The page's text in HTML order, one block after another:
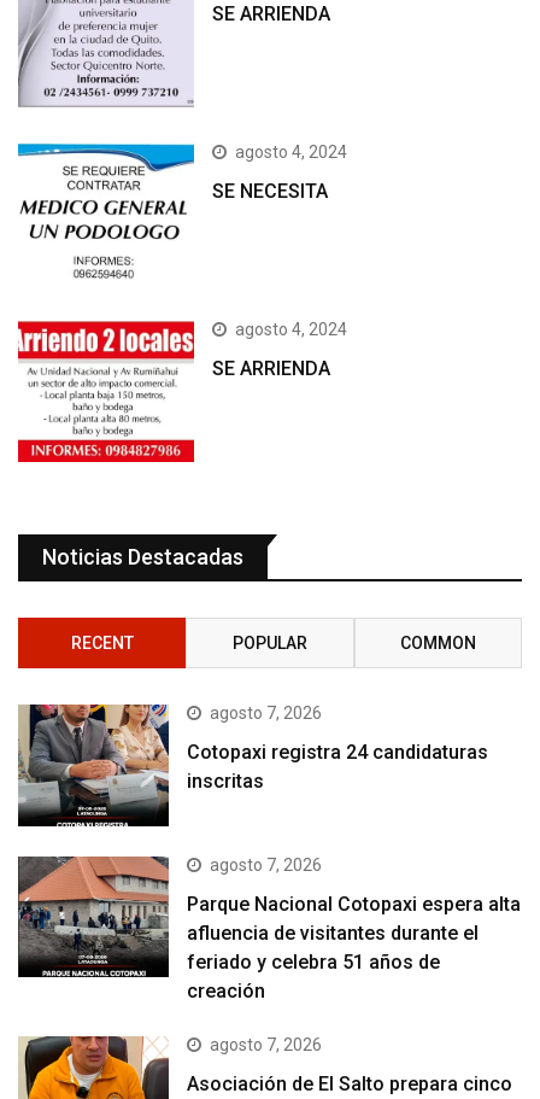
SE ARRIENDA
agosto 4, 2024
SE NECESITA
agosto 4, 2024
SE ARRIENDA
Noticias Destacadas
RECENT POPULAR COMMON
agosto 7, 2026
Cotopaxi registra 24 candidaturas
inscritas
agosto 7, 2026
Parque Nacional Cotopaxi espera alta
afluencia de visitantes durante el
feriado y celebra 51 años de
creación
agosto 7, 2026
Asociación de El Salto prepara cinco